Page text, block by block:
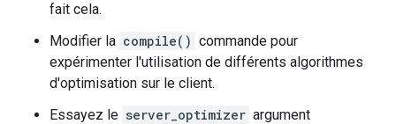
fait cela.
Modifier la compile() commande pour
expérimenter l'utilisation de différents algorithmes
d'optimisation sur le client.
Essayez le server_optimizer argument